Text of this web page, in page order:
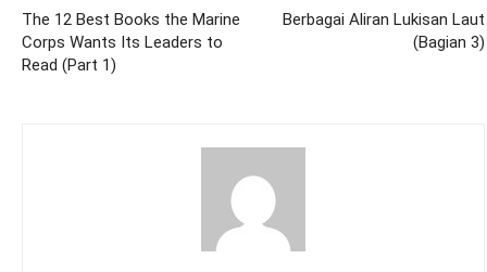
The 12 Best Books the Marine
Corps Wants Its Leaders to
Read (Part 1)
Berbagai Aliran Lukisan Laut
(Bagian 3)